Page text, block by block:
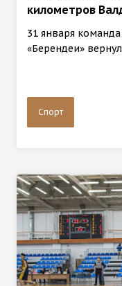
километров
31 января команда
«Берендеи»
Спорт